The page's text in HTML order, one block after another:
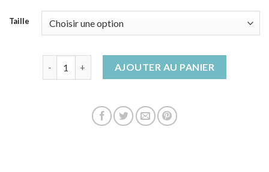
Taille
quantité de chaussons elegants femme
AJOUTER AU PANIER